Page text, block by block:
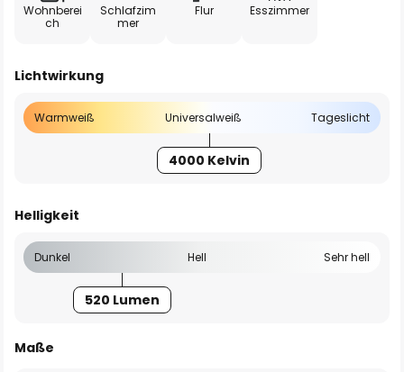
Wohnberei
ch
Schlafzim
mer
Flur Esszimmer
Lichtwirkung
Warmweiß Universalweiß Tageslicht
4000 Kelvin
Helligkeit
Dunkel Hell Sehr hell
520 Lumen
Maße